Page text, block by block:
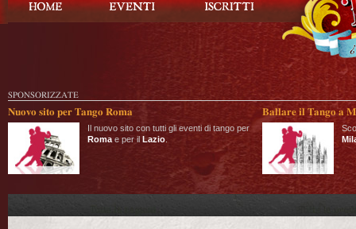
SPONSORIZZATE
Nuovo sito per Tango Roma
Il nuovo sito con tutti gli eventi di tango per
Roma e per il Lazio
Ballare il Tango a